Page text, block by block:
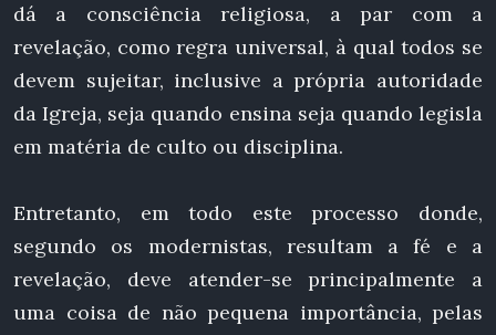
dá a consciência religiosa, a par com a
revelação, como regra universal, à qual todos se
devem sujeitar, inclusive a própria autoridade
da Igreja, seja quando ensina seja quando legisla
em matéria de culto ou disciplina.
Entretanto, em todo este processo donde,
segundo os modernistas, resultam a fé e a
revelação, deve atender-se principalmente a
uma coisa de não pequena importância, pelas